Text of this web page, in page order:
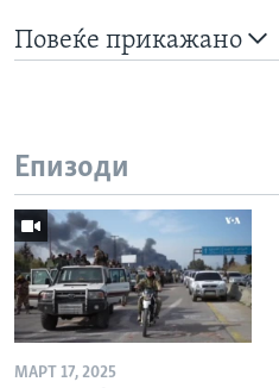
Повеќе прикажано
Епизоди
МАРТ 17, 2025